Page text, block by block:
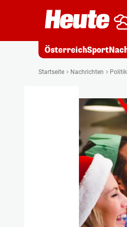
ÖsterreichSport
Startseite Nachrichten Politik